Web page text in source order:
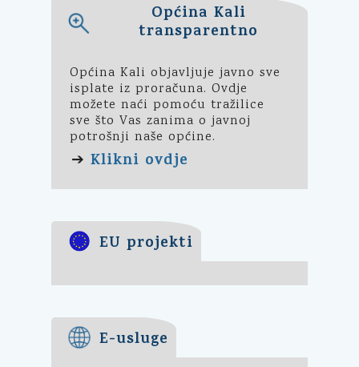
Općina Kali
transparentno
Općina Kali objavljuje javno sve
isplate iz proračuna. Ovdje
možete naći pomoću tražilice
sve što Vas zanima o javnoj
potrošnji naše općine.
➔ Klikni ovdje
EU projekti
E-usluge